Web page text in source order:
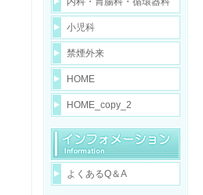
小児科
禁煙外来
HOME
HOME_copy_2
よくあるQ＆A